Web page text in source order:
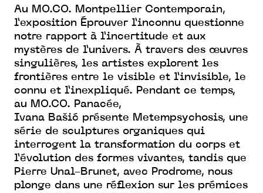
Au MO.CO. Montpellier Contemporain,
l’exposition Éprouver l’inconnu questionne
notre rapport à l’incertitude et aux
mystères de l’univers. À travers des œuvres
singulières, les artistes explorent les
frontières entre le visible et l’invisible, le
connu et l’inexpliqué. Pendant ce temps,
au MO.CO. Panacée,
Ivana Bašić présente Metempsychosis, une
série de sculptures organiques qui
interrogent la transformation du corps et
l’évolution des formes vivantes, tandis que
Pierre Unal-Brunet, avec Prodrome, nous
plonge dans une réflexion sur les prémices